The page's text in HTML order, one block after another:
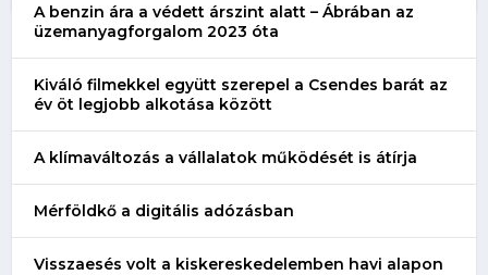
A benzin ára a védett árszint alatt – Ábrában az
üzemanyagforgalom 2023 óta
Kiváló filmekkel együtt szerepel a Csendes barát az
év öt legjobb alkotása között
A klímaváltozás a vállalatok működését is átírja
Mérföldkő a digitális adózásban
Visszaesés volt a kiskereskedelemben havi alapon